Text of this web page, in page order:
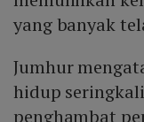
yang banyak
Jumhur
hidup
penghambat